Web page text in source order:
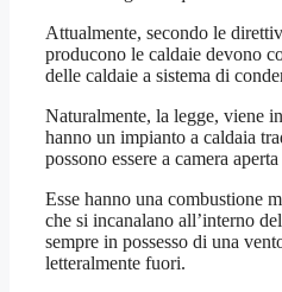
Attualmente, secondo le
producono le caldaie devono
delle caldaie a sistema di
Naturalmente, la legge, viene
hanno un impianto a caldaia
possono essere a camera
Esse hanno una combustione
che si incanalano all’interno
sempre in possesso di una
letteralmente fuori.